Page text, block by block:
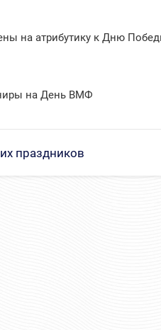
на атрибутику к Дню
на День ВМФ
праздников